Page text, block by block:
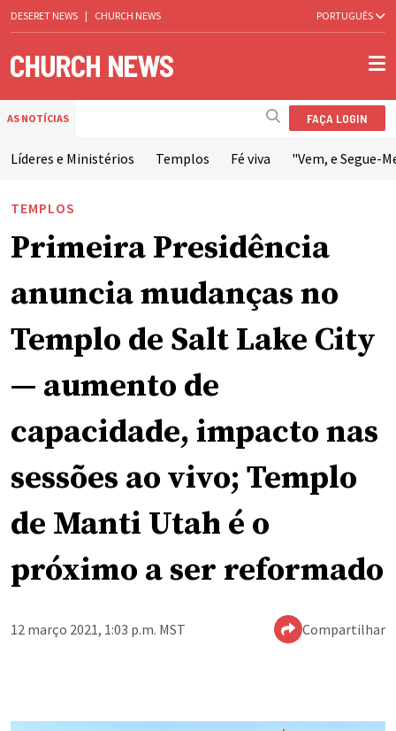
DESERET NEWS | CHURCH NEWS PORTUGUÊS
AS NOTÍCIAS FAÇA LOGIN
Líderes e Ministérios Templos Fé viva "Vem, e Segue-
TEMPLOS
Primeira Presidência
anuncia mudanças no
Templo de Salt Lake City
— aumento de
capacidade, impacto nas
sessões ao vivo; Templo
de Manti Utah é o
próximo a ser reformado
12 março 2021, 1:03 p.m. MST Compartilhar